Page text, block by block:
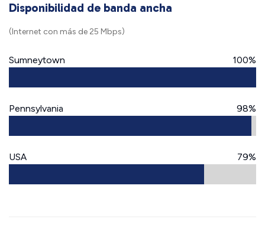
Disponibilidad de banda ancha
(Internet con más de 25 Mbps)
Sumneytown 100%
Pennsylvania 98%
USA 79%